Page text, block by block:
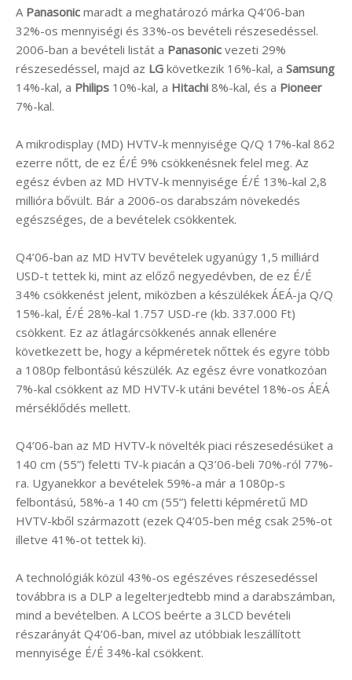
A Panasonic maradt a meghatározó márka Q4’06-ban
32%-os mennyiségi és 33%-os bevételi részesedéssel.
2006-ban a bevételi listát a Panasonic vezeti 29%
részesedéssel, majd az LG következik 16%-kal, a Samsung
14%-kal, a Philips 10%-kal, a Hitachi 8%-kal, és a Pioneer
7%-kal.
A mikrodisplay (MD) HVTV-k mennyisége Q/Q 17%-kal 862
ezerre nőtt, de ez É/É 9% csökkenésnek felel meg. Az
egész évben az MD HVTV-k mennyisége É/É 13%-kal 2,8
millióra bővült. Bár a 2006-os darabszám növekedés
egészséges, de a bevételek csökkentek.
Q4’06-ban az MD HVTV bevételek ugyanúgy 1,5 milliárd
USD-t tettek ki, mint az előző negyedévben, de ez É/É
34% csökkenést jelent, miközben a készülékek ÁEÁ-ja Q/Q
15%-kal, É/É 28%-kal 1.757 USD-re (kb. 337.000 Ft)
csökkent. Ez az átlagárcsökkenés annak ellenére
következett be, hogy a képméretek nőttek és egyre több
a 1080p felbontású készülék. Az egész évre vonatkozóan
7%-kal csökkent az MD HVTV-k utáni bevétel 18%-os ÁEÁ
mérséklődés mellett.
Q4’06-ban az MD HVTV-k növelték piaci részesedésüket a
140 cm (55”) feletti TV-k piacán a Q3’06-beli 70%-ról 77%-
ra. Ugyanekkor a bevételek 59%-a már a 1080p-s
felbontású, 58%-a 140 cm (55”) feletti képméretű MD
HVTV-kből származott (ezek Q4’05-ben még csak 25%-ot
illetve 41%-ot tettek ki).
A technológiák közül 43%-os egészéves részesedéssel
továbbra is a DLP a legelterjedtebb mind a darabszámban,
mind a bevételben. A LCOS beérte a 3LCD bevételi
részarányát Q4’06-ban, mivel az utóbbiak leszállított
mennyisége É/É 34%-kal csökkent.